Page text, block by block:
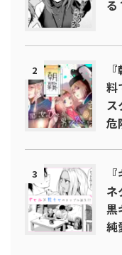
る
2
料
危
3
ネ
黒
純